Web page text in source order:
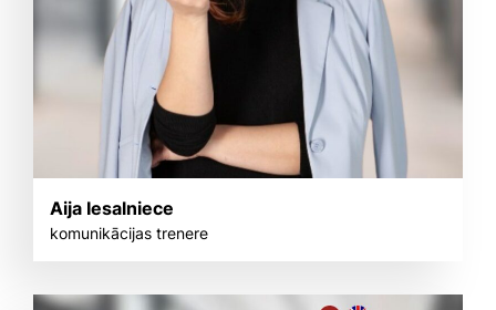
Aija Iesalniece
komunikācijas trenere